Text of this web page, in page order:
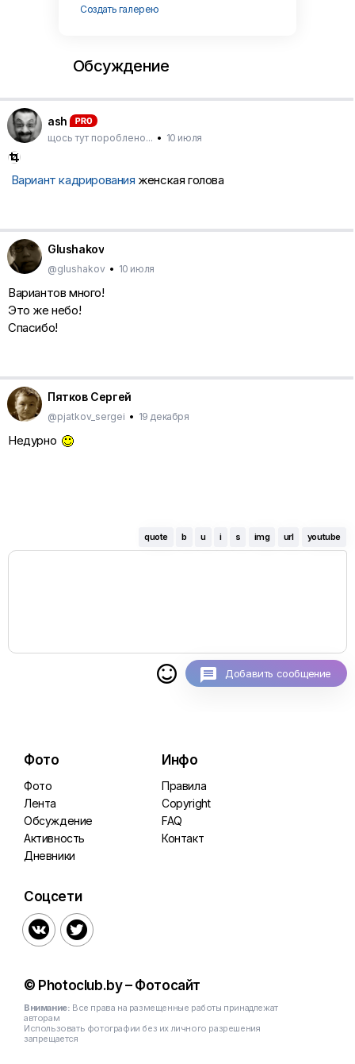
Создать галерею
Обсуждение
ash
щось тут пороблено... • 10 июля
Вариант кадрирования женская голова
Glushakov
@glushakov • 10 июля
Вариантов много!
Это же небо!
Спасибо!
Пятков Сергей
@pjatkov_sergei • 19 декабря
Недурно
quote b u i s img url youtube
 Добавить сообщение
Фото
Фото
Лента
Обсуждение
Активность
Дневники
Инфо
Правила
Copyright
FAQ
Контакт
Соцсети
 
© Photoclub.by – Фотосайт
Внимание: Все права на размещенные работы принадлежат
авторам
Использовать фотографии без их личного разрешения
запрещается